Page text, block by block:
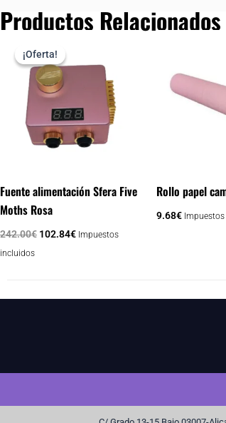
Productos Relacionados
¡Oferta!
¡Oferta!
Fuente alimentación Sfera Five
Moths Rosa
242.00€
precio
original
era:
242.00€.
102.84€
102.84€.
Impuestos
incluidos
Rollo papel
9.68€